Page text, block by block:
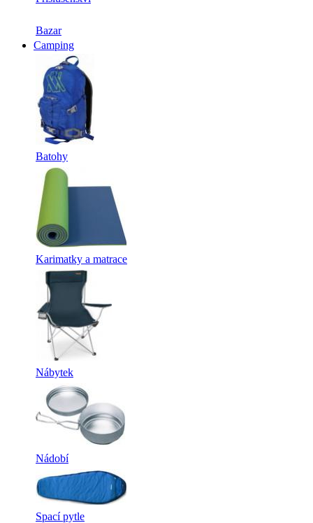
Bazar
Camping
Batohy
Karimatky a matrace
Nábytek
Nádobí
Spací pytle